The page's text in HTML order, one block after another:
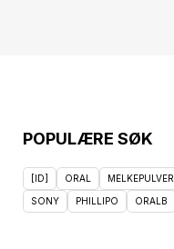
POPULÆRE SØK
[ID] ORAL MELKEPULVER
SONY PHILLIPO ORALB